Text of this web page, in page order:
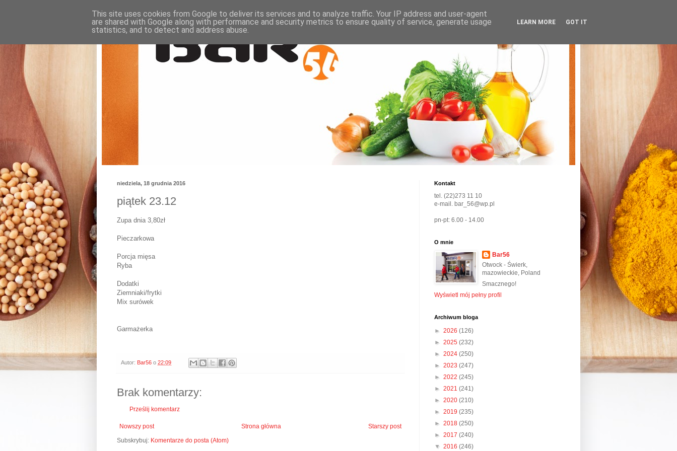
niedziela, 18 grudnia 2016
piątek 23.12
Zupa dnia 3,80zł
Pieczarkowa
Porcja mięsa
Ryba
Dodatki
Ziemniaki/frytki
Mix surówek
Garmażerka
Autor: Bar56 o 22:09
Brak komentarzy:
Prześlij komentarz
Nowszy post Starszy post
Strona główna
Subskrybuj: Komentarze do posta (Atom)
Kontakt
tel. (22)273 11 10
e-mail. bar_56@wp.pl
pn-pt: 6.00 - 14.00
O mnie
Bar56
Otwock - Świerk,
mazowieckie, Poland
Smacznego!
Wyświetl mój pełny profil
Archiwum bloga
► 2026 (126)
► 2025 (232)
► 2024 (250)
► 2023 (247)
► 2022 (245)
► 2021 (241)
► 2020 (210)
► 2019 (235)
► 2018 (250)
► 2017 (240)
▼ 2016 (246)
This site uses cookies from Google to deliver its services and to analyze traffic. Your IP address and user-agent
are shared with Google along with performance and security metrics to ensure quality of service, generate usage
statistics, and to detect and address abuse.
LEARN MORE GOT IT